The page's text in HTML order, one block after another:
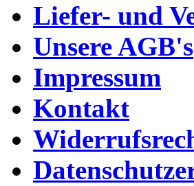
Liefer- und
Unsere AGB's
Impressum
Kontakt